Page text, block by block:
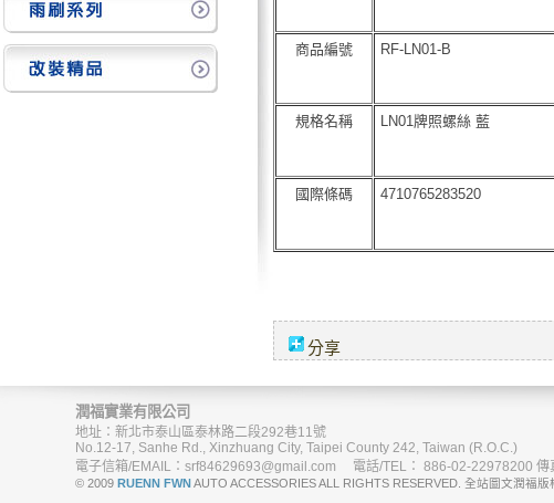
商品編號 RF-LN01-B
規格名稱 LN01牌照螺絲 藍
國際條碼 4710765283520
分享
潤福實業有限公司
地址：新北市泰山區泰林路二段292巷11號
No.12-17, Sanhe Rd., Xinzhuang City, Taipei County 242, Taiwan (R.O.C.)
電子信箱/EMAIL：srf84629693@gmail.com 電話/TEL： 886-02-22978200 傳
© 2009 RUENN FWNAUTO ACCESSORIES ALL RIGHTS RESERVED. 全站圖文潤福版